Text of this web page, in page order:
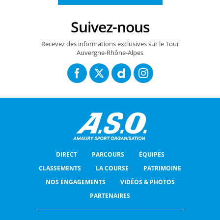
Suivez-nous
Recevez des informations exclusives sur le Tour
Auvergne-Rhône-Alpes
DIRECT PARCOURS
ÉQUIPES
CLASSEMENTS
LA COURSE
PATRIMOINE
NOS ENGAGEMENTS
VIDÉOS & PHOTOS
PARTENAIRES